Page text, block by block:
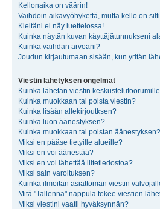
Kellonaika on väärin!
Vaihdoin aikavyöhykettä, mutta kello on
Kieltäni ei näy luettelossa!
Kuinka näytän kuvan käyttäjätunnukseni
Kuinka vaihdan arvoani?
Joudun kirjautumaan sisään, kun yritän
Viestin lähetyksen ongelmat
Kuinka lähetän viestin
Kuinka muokkaan tai poista viestin?
Kuinka lisään allekirjoutksen?
Kuinka luon äänestyksen?
Kuinka muokkaan tai poistan äänestyksen?
Miksi en pääse tietyille alueille?
Miksi en voi äänestää?
Miksi en voi lähettää liitetiedostoa?
Miksi sain varoituksen?
Kuinka ilmoitan asiattoman viestin
Mitä "Tallenna" nappula tekee viestien
Miksi viestini vaatii hyväksynnän?